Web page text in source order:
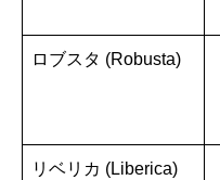
ロブスタ (Robusta)
リベリカ (Liberica)